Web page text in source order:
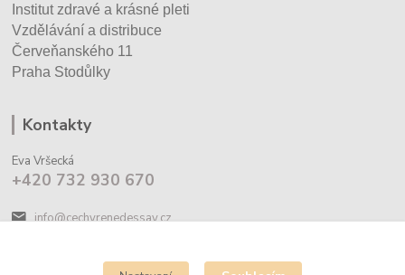
Institut zdravé a krásné pleti
Vzdělávání a distribuce
Červeňanského 11
Praha Stodůlky
Kontakty
Eva Vršecká
+420 732 930 670
info@cechyrenedessay.cz